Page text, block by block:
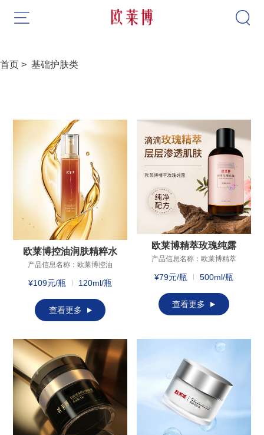
欧莱博水乳霜三件套
欧莱博氨基酸洁面慕斯
欧莱博靓颜紧致霜
首页 > 基础护肤类
欧莱博控油润肤精粹水
产品信息名称：欧莱博控油
120ml/瓶主要成分：酵母菌/
油精华、控油方、β葡聚糖、
依克多因、甘草酸二钾保质
控油适用肤质：油性、混油
性肤质成分1.酵母菌/大米发
酵产物滤液，富含多种营养
成分，强韧肌底，调节皮肤
微环境；2.双重控油：收缩毛
孔，调节油脂过度分泌，保
持肌肤清爽；3.β葡聚糖复配
水解透明质酸钠：肌底补
水、层层沁润、提升肌肤水
¥109元/瓶 120ml/瓶
查看更多
欧莱博精萃玫瑰纯露
产品信息名称：欧莱博精萃
瓶主要成分：玫瑰花水保质
后适用肤质：多种肤质产品
成分1.只有一个成分，职务萃
颜，自然亲肤，让肌肤水水
润润；3.无香精添加，散发玫
瑰气味，清新安全。
¥79元/瓶 500ml/瓶
查看更多